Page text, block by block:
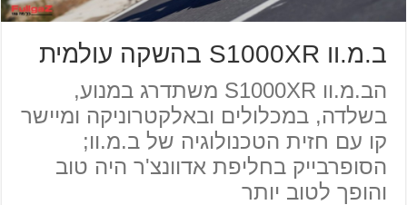
ב.מ.וו S1000XR בהשקה עולמית
הב.מ.וו S1000XR משתדרג במנוע,
בשלדה, במכלולים ובאלקטרוניקה ומיישר
קו עם חזית הטכנולוגיה של ב.מ.וו;
הסופרבייק בחליפת אדוונצ'ר היה טוב
והופך לטוב יותר